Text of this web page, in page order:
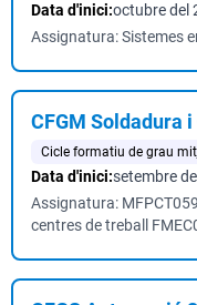
Data d'inici:octubre del
Assignatura: Sistemes
CFGM Soldadura
Cicle formatiu de grau
Data d'inici:setembre
Assignatura:
centres de treball